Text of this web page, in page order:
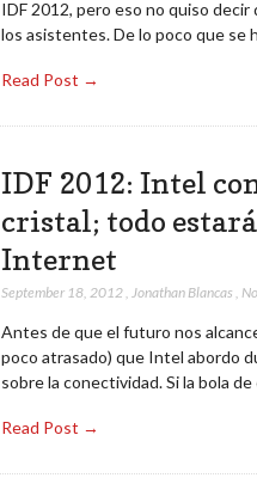
IDF 2012, pero eso no quiso
los asistentes. De lo poco que se
Read Post →
IDF 2012: Intel
cristal; todo
Internet
September 18, 2012, Jonathan Blancas
Antes de que el futuro nos
poco atrasado) que Intel abordo
sobre la conectividad. Si la bola
Read Post →